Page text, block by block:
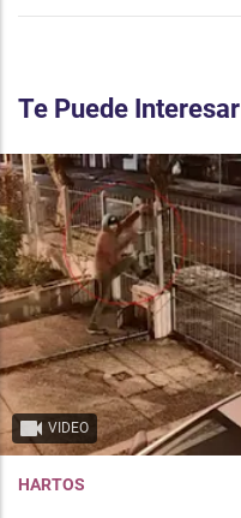
Te Puede Interesar
VIDEO
HARTOS